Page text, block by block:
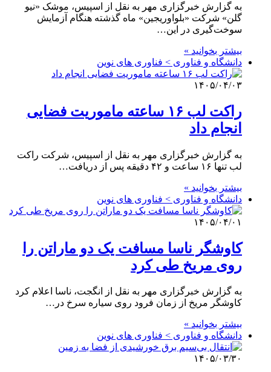
به گزارش خبرگزاری مهر به نقل از اسپیس، موشک «نیو
گلن» شرکت «بلواوریجین» ماه گذشته هنگام آزمایش
سوخت‌گیری در این…
بیشتر بخوانید »
دانشگاه و فناوری > فناوری های نوین
۱۴۰۵/۰۴/۰۳
راکت لب ۱۶ ساعته ماموریت فضایی
انجام داد
به گزارش خبرگزاری مهر به نقل از اسپیس، شرکت راکت
لب تنها ۱۶ ساعت و ۴۲ دقیقه پس از دریافت…
بیشتر بخوانید »
دانشگاه و فناوری > فناوری های نوین
۱۴۰۵/۰۴/۰۱
کاوشگر ناسا مسافت یک دو ماراتن را
روی مریخ طی کرد
به گزارش خبرگزاری مهر به نقل از انگجت، ناسا اعلام کرد
کاوشگر مریخ از زمان فرود روی سیاره سرخ در…
بیشتر بخوانید »
دانشگاه و فناوری > فناوری های نوین
۱۴۰۵/۰۳/۳۰